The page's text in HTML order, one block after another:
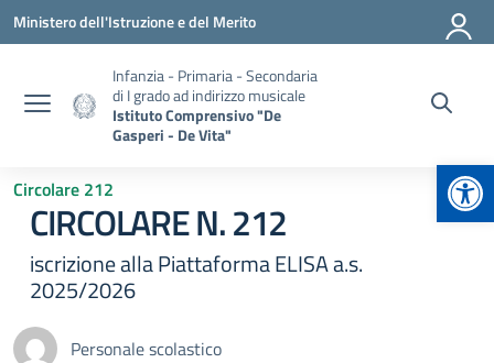
Vai ai contenuti
Vai al menu di navigazione
Vai al footer
Ministero dell'Istruzione e del Merito
Infanzia - Primaria - Secondaria
di I grado ad indirizzo musicale
Istituto Comprensivo "De
Gasperi - De Vita"
Circolare 212
CIRCOLARE N. 212
iscrizione alla Piattaforma ELISA a.s.
2025/2026
Personale scolastico